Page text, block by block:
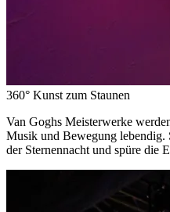
360° Kunst zum Staunen
Van Goghs Meisterwerke
Musik und Bewegung lebendig.
der Sternennacht und spüre die